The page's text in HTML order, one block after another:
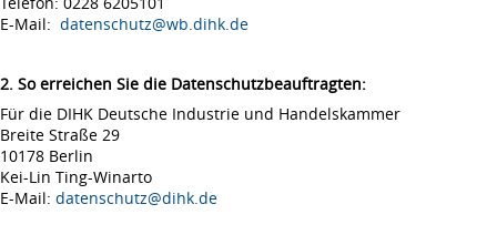
E-Mail: datenschutz@wb.dihk.de
2. So erreichen Sie die Datenschutzbeauftragten:
Für die DIHK Deutsche Industrie und Handelskammer
Breite Straße 29
10178 Berlin
Kei-Lin Ting-Winarto
E-Mail: datenschutz@dihk.de